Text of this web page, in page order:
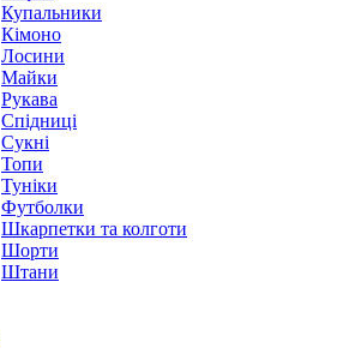
Купальники
Кімоно
Лосини
Майки
Рукава
Спідниці
Сукні
Топи
Туніки
Футболки
Шкарпетки та колготи
Шорти
Штани